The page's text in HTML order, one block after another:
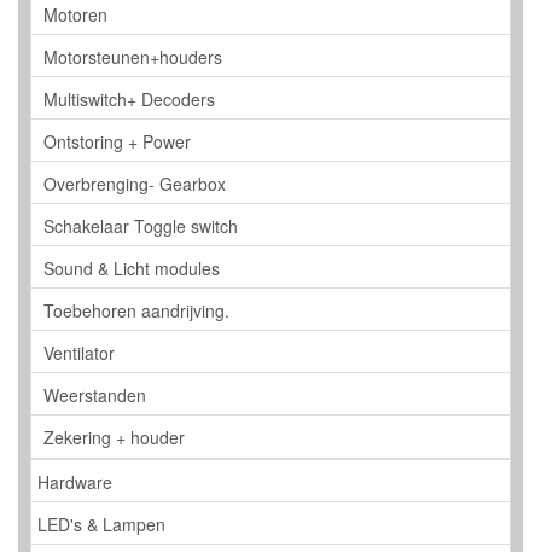
Motoren
Motorsteunen+houders
Multiswitch+ Decoders
Ontstoring + Power
Overbrenging- Gearbox
Schakelaar Toggle switch
Sound & Licht modules
Toebehoren aandrijving.
Ventilator
Weerstanden
Zekering + houder
Hardware
LED's & Lampen